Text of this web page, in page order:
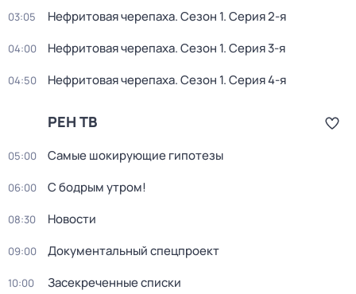
03:05 Нефритовая черепаха. Сезон 1. Серия 2-я
04:00 Нефритовая черепаха. Сезон 1. Серия 3-я
04:50 Нефритовая черепаха. Сезон 1. Серия 4-я
РЕН ТВ
05:00 Самые шoкиpующие гипотезы
06:00 С бодрым утром!
08:30 Новости
09:00 Докyментальный cпецпроект
10:00 Заcекрeченные списки